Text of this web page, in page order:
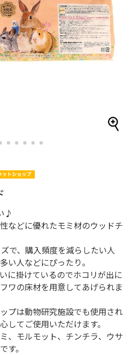
3 4 5 6 7
♪
などに優れたモミ材のウッドチ
で、購入頻度を減らしたい人
人などにぴったり。
に掛けているのでホコリが出に
ワの床材を用意してあげられま
プは動物研究施設でも使用され
してご使用いただけます。
、モルモット、チンチラ、ウサ
す。